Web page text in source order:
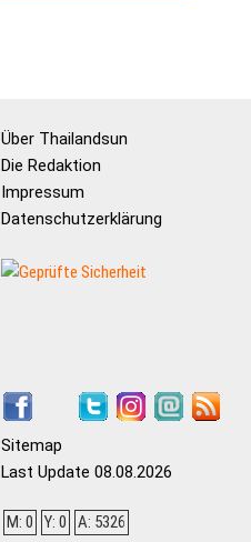
Über Thailandsun
Die Redaktion
Impressum
Datenschutzerklärung
Sitemap
Last Update 08.08.2026
M: 0 Y: 0 A: 5326